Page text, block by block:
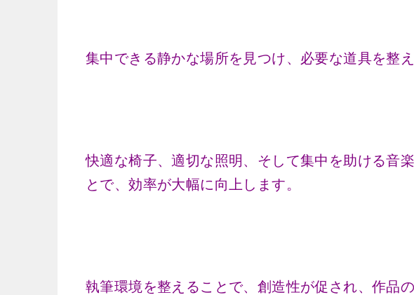
集中できる静かな場所を見つけ、必要な道具を整え
快適な椅子、適切な照明、そして集中を助ける音
とで、効率が大幅に向上します。
執筆環境を整えることで、創造性が促され、作品